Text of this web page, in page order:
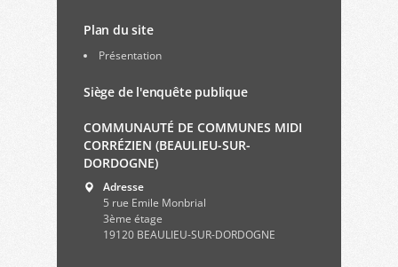
Plan du site
Présentation
Siège de l'enquête publique
COMMUNAUTÉ DE COMMUNES MIDI
CORRÉZIEN (BEAULIEU-SUR-
DORDOGNE)
Adresse
5 rue Emile Monbrial
3ème étage
19120 BEAULIEU-SUR-DORDOGNE